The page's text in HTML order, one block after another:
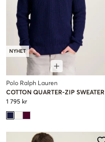
NYHET
Polo Ralph Lauren
COTTON QUARTER-ZIP SWEATER
1 795 kr